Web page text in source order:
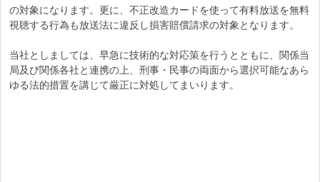
の対象になります。更に、不正改造カードを使って有料放送を無料
視聴する行為も放送法に違反し損害賠償請求の対象となります。
当社としましては、早急に技術的な対応策を行うとともに、関係当
局及び関係各社と連携の上、刑事・民事の両面から選択可能なあら
ゆる法的措置を講じて厳正に対処してまいります。